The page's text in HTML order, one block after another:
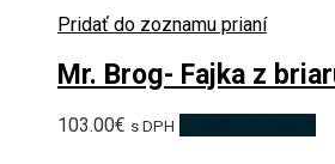
Pridať do zoznamu prianí
Mr. Brog- Fajka z
103.00€ s DPH